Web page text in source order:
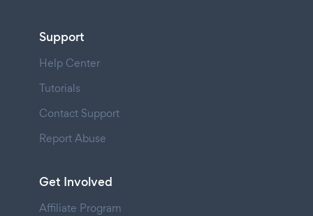
Support
Help Center
Tutorials
Contact Support
Report Abuse
Get Involved
Affiliate Program